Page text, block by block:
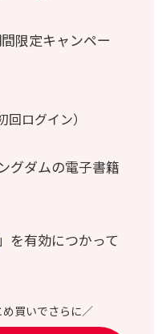
限定キャンペー
回ログイン）
グダムの電子書籍
」を有効につかって
買いでさらに／